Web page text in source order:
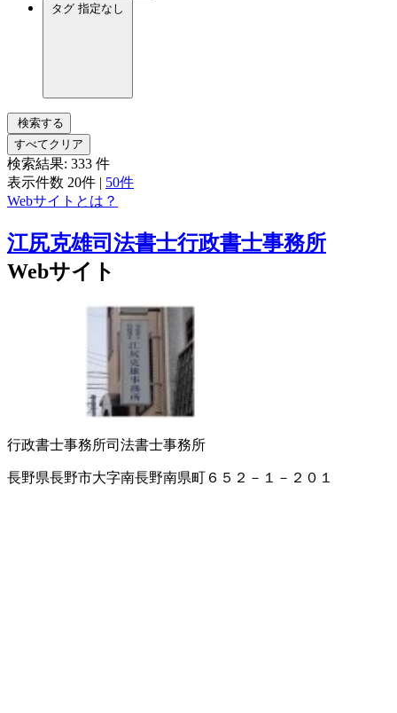
タグ 指定なし
検索する
すべてクリア
検索結果: 333 件
表示件数 20件 | 50件
Webサイトとは？
江尻克雄司法書士行政書士事務所
Webサイト
行政書士事務所司法書士事務所
長野県長野市大字南長野南県町６５２－１－２０１